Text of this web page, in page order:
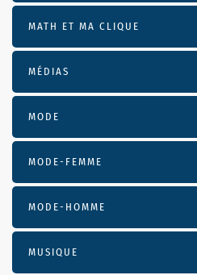
MATH ET MA CLIQUE
MÉDIAS
MODE
MODE-FEMME
MODE-HOMME
MUSIQUE